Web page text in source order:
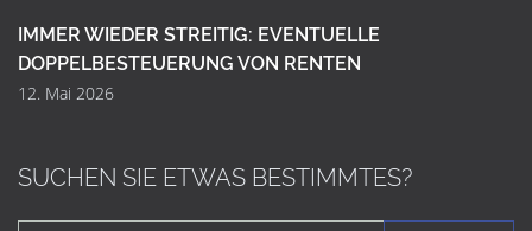
IMMER WIEDER STREITIG: EVENTUELLE
DOPPELBESTEUERUNG VON RENTEN
12. Mai 2026
SUCHEN SIE ETWAS BESTIMMTES?